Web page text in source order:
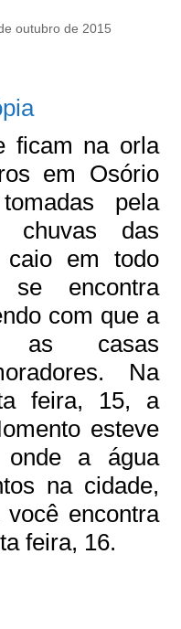
outubro de 2015
ficam na orla
em Osório
pela
chuvas das
caio em todo
encontra
com que a
as casas
Na
feira, 15, a
esteve
a água
na cidade,
encontra
feira, 16.